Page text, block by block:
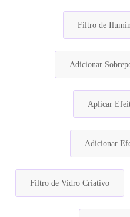
Filtro de
Adicionar
Aplicar
Adicionar
Filtro de Vidro Criativo